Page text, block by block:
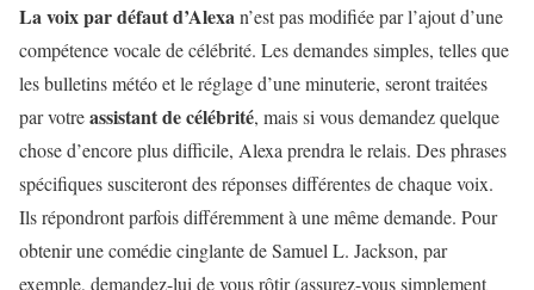
La voix par défaut d’Alexan’est pas modifiée par l’ajout d’une
compétence vocale de célébrité. Les demandes simples, telles que
les bulletins météo et le réglage d’une minuterie, seront traitées
par votreassistant de célébrité, mais si vous demandez quelque
chose d’encore plus difficile, Alexa prendra le relais. Des phrases
spécifiques susciteront des réponses différentes de chaque voix.
Ils répondront parfois différemment à une même demande. Pour
obtenir une comédie cinglante de Samuel L. Jackson, par
exemple, demandez-lui de vous rôtir (assurez-vous simplement